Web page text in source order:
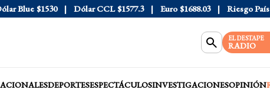
Blue $1530 Dólar CCL $1577.3 Euro $1688.03 Riesgo País 408
EL DESTAPE
RADIO
DEPORTESESPECTÁCULOSINVESTIGACIONESOPINIÓN